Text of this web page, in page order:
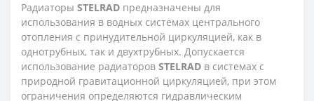
Радиаторы STELRAD предназначены для
использования в водных системах центрального
отопления с принудительной циркуляцией, как в
однотрубных, так и двухтрубных. Допускается
использование радиаторов STELRAD в системах с
природной гравитационной циркуляцией, при этом
ограничения определяются гидравлическим